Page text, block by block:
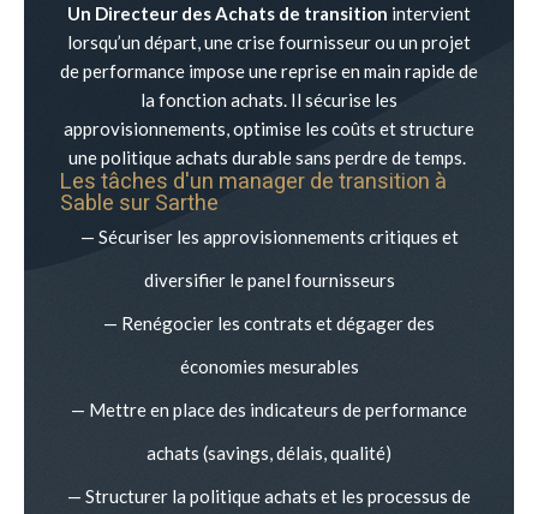
Un Directeur des Achats de transition intervient
lorsqu’un départ, une crise fournisseur ou un projet
de performance impose une reprise en main rapide de
la fonction achats. Il sécurise les
approvisionnements, optimise les coûts et structure
une politique achats durable sans perdre de temps.
Les tâches d'un manager de transition à
Sable sur Sarthe
— Sécuriser les approvisionnements critiques et
diversifier le panel fournisseurs
— Renégocier les contrats et dégager des
économies mesurables
— Mettre en place des indicateurs de performance
achats (savings, délais, qualité)
— Structurer la politique achats et les processus de